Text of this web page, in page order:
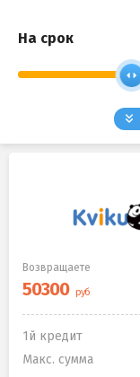
На срок
Возвращаете
1й кредит
Макс. сумма